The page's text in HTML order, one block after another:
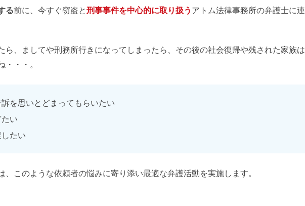
る前に、今すぐ窃盗と刑事事件を中心的に取り扱う アトム法律事務所の弁護士に連
ら、ましてや刑務所行きになってしまったら、その後の社会復帰や残された家族は
・・・。
を思いとどまってもらいたい
い
たい
、このような依頼者の悩みに寄り添い最適な弁護活動を実施します。